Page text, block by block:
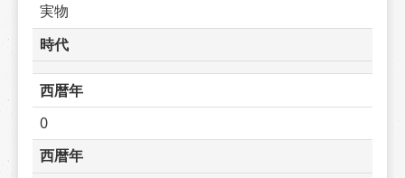
実物
時代
西暦年
0
西暦年